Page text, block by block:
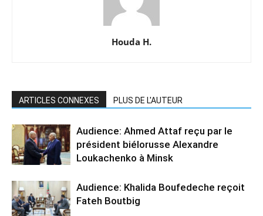
Houda H.
ARTICLES CONNEXES PLUS DE L'AUTEUR
Audience: Ahmed Attaf reçu par le
président biélorusse Alexandre
Loukachenko à Minsk
Audience: Khalida Boufedeche reçoit
Fateh Boutbig